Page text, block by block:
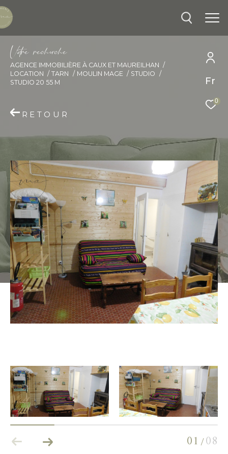
Fr
0
Vore recece
AGENCE IMMOBILIÈRE À CAUX ET MAUREILHAN
LOCATION
TARN MOULIN MAGE
STUDIO
STUDIO 20 55 M
RETOUR
01 / 08
Effectuer une recherche
critères
Type d'offre
Location
Type de bien
Sélectionner
Budget
Pièces
0 1 3 4 5
Localisation
Surface
AFFINER LES CRITÈRES